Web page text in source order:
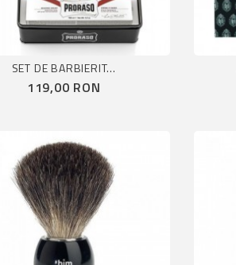
SET DE BARBIERIT...
Pret
119,00 RON